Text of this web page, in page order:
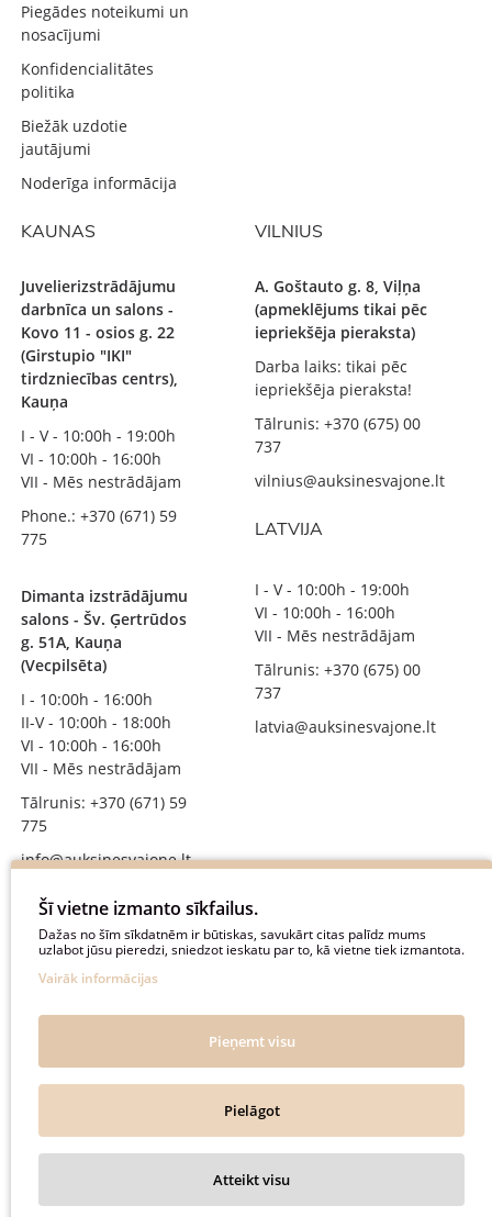
Piegādes noteikumi un
nosacījumi
Konfidencialitātes
politika
Biežāk uzdotie
jautājumi
Noderīga informācija
KAUNAS
Juvelierizstrādājumu
darbnīca un salons -
Kovo 11 - osios g. 22
(Girstupio "IKI"
tirdzniecības centrs),
Kauņa
I - V - 10:00h - 19:00h
VI - 10:00h - 16:00h
VII - Mēs nestrādājam
Phone.: +370 (671) 59
775
Dimanta izstrādājumu
salons - Šv. Ģertrūdos
g. 51A, Kauņa
(Vecpilsēta)
I - 10:00h - 16:00h
II-V - 10:00h - 18:00h
VI - 10:00h - 16:00h
VII - Mēs nestrādājam
Tālrunis: +370 (671) 59
775
info@auksinesvajone.lt
SEKOJIET MUMS
auksinesvajone
@auksinesvajone3600
VILNIUS
A. Goštauto g. 8, Viļņa
(apmeklējums tikai pēc
iepriekšēja pieraksta)
Darba laiks: tikai pēc
iepriekšēja pieraksta!
Tālrunis: +370 (675) 00
737
vilnius@auksinesvajone.lt
LATVIJA
I - V - 10:00h - 19:00h
VI - 10:00h - 16:00h
VII - Mēs nestrādājam
Tālrunis: +370 (675) 00
737
latvia@auksinesvajone.lt
Šī vietne izmanto sīkfailus.
Dažas no šīm sīkdatnēm ir būtiskas, savukārt citas palīdz mums
uzlabot jūsu pieredzi, sniedzot ieskatu par to, kā vietne tiek izmantota.
Vairāk informācijas
Pieņemt visu
Pielāgot
Atteikt visu